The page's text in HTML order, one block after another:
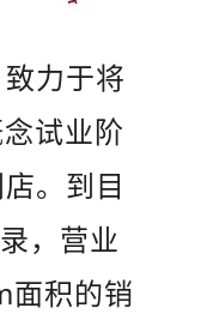
力于将
试业阶
。到目
，营业
面积的销